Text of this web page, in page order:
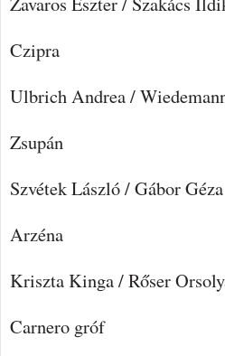
Czipra
Ulbrich Andrea /
Zsupán
Szvétek László / Gábor Géza
Arzéna
Kriszta Kinga / Rőser
Carnero gróf